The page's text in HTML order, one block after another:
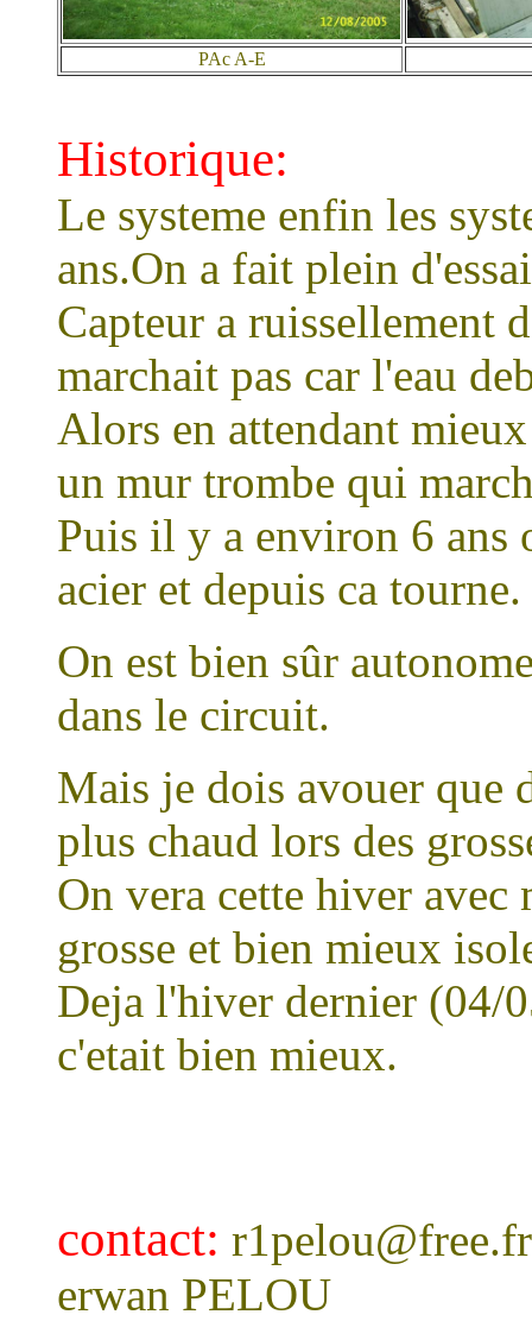
PAc A-E
Historique:
Le systeme enfin les
ans.On a fait plein
Capteur a ruissellement
marchait pas car l'eau
Alors en attendant
un mur trombe qui
Puis il y a environ 6 ans
acier et depuis ca tourne.
On est bien sûr
dans le circuit.
Mais je dois avouer que
plus chaud lors des
On vera cette hiver
grosse et bien mieux
Deja l'hiver dernier (04/
c'etait bien mieux.
contact: r1pelou@free.fr
erwan PELOU